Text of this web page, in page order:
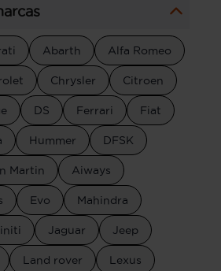
Abarth Alfa Romeo
Chrysler Citroen
DS Ferrari Fiat
Hummer DFSK
Martin Aiways
Evo Mahindra
Jaguar Jeep
Land rover Lexus